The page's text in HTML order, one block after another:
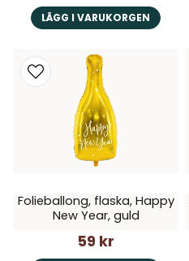
LÄGG I VARUKORGEN
Folieballong, flaska, Happy
New Year, guld
59 kr